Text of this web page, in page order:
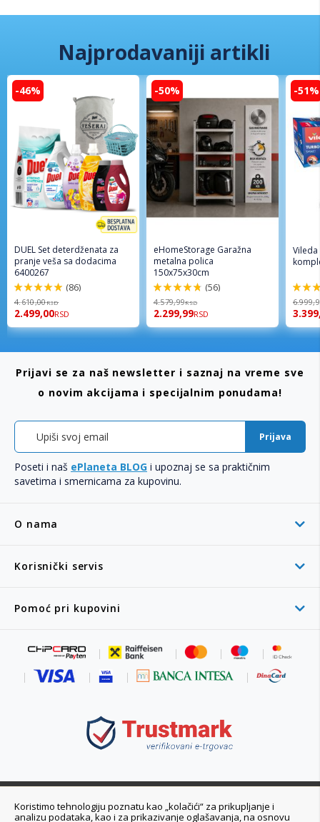
Najprodavaniji artikli
-46%
DUEL Set deterdženata za
pranje veša sa dodacima
6400267
98%
(86)
4.610,00RSD
2.499,00RSD
-50%
eHomeStorage Garažna
metalna polica
150x75x30cm
96%
(56)
4.579,99RSD
2.299,99RSD
-51%
92%
O nama
Korisnički servis
Pomoć pri kupovini
Prijavi se za naš newsletter i saznaj na vreme sve
o novim akcijama i specijalnim ponudama!
Prijava
Poseti i naš ePlaneta BLOG i upoznaj se sa praktičnim
savetima i smernicama za kupovinu.
011 6355 550
Koristimo tehnologiju poznatu kao „kolačići“ za prikupljanje i
analizu podataka, kao i za prikazivanje oglašavanja, na osnovu